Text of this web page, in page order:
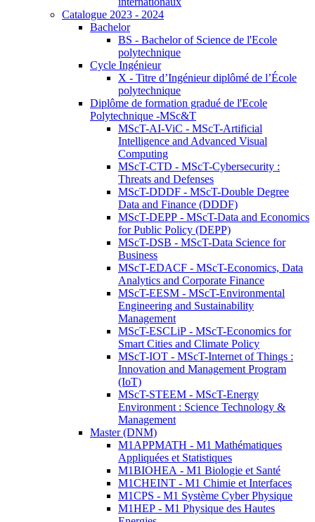
Catalogue 2023 - 2024
Bachelor
BS - Bachelor of Science de l'Ecole
polytechnique
Cycle Ingénieur
X - Titre d’Ingénieur diplômé de l’École
polytechnique
Diplôme de formation gradué de l'Ecole
Polytechnique -MSc&T
MScT-AI-ViC - MScT-Artificial
Intelligence and Advanced Visual
Computing
MScT-CTD - MScT-Cybersecurity :
Threats and Defenses
MScT-DDDF - MScT-Double Degree
Data and Finance (DDDF)
MScT-DEPP - MScT-Data and Economics
for Public Policy (DEPP)
MScT-DSB - MScT-Data Science for
Business
MScT-EDACF - MScT-Economics, Data
Analytics and Corporate Finance
MScT-EESM - MScT-Environmental
Engineering and Sustainability
Management
MScT-ESCLiP - MScT-Economics for
Smart Cities and Climate Policy
MScT-IOT - MScT-Internet of Things :
Innovation and Management Program
(IoT)
MScT-STEEM - MScT-Energy
Environment : Science Technology &
Management
Master (DNM)
M1APPMATH - M1 Mathématiques
Appliquées et Statistiques
M1BIOHEA - M1 Biologie et Santé
M1CHEINT - M1 Chimie et Interfaces
M1CPS - M1 Système Cyber Physique
M1HEP - M1 Physique des Hautes